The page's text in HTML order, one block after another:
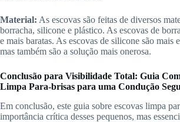
Material: As escovas são feitas de diversos
borracha, silicone e plástico. As escovas de
e mais baratas. As escovas de silicone são mais
mas também são a solução mais onerosa.
Conclusão para Visibilidade Total: Guia
Limpa Para-brisas para uma Condução
Em conclusão, este guia sobre escovas limpa
importância crítica desses pequenos, mas